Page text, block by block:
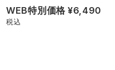
WEB特別価格¥6,490
税込